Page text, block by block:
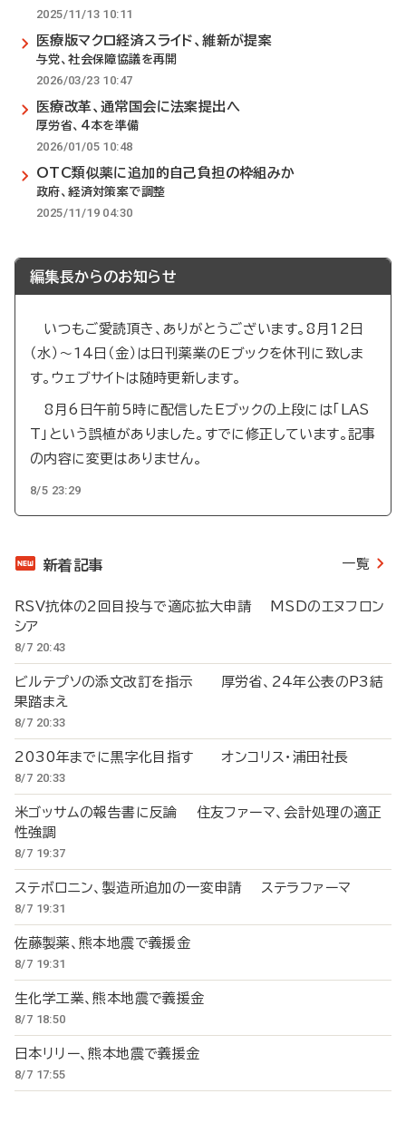
2025/11/13 10:11
医療版マクロ経済スライド、維新が提案
与党、社会保障協議を再開
2026/03/23 10:47
医療改革、通常国会に法案提出へ
厚労省、4本を準備
2026/01/05 10:48
OTC類似薬に追加的自己負担の枠組みか
政府、経済対策案で調整
2025/11/19 04:30
編集長からのお知らせ
いつもご愛読頂き、ありがとうございます。8月12日
（水）～14日（金）は日刊薬業のEブックを休刊に致しま
す。ウェブサイトは随時更新します。
8月6日午前5時に配信したEブックの上段には「LAS
T」という誤植がありました。すでに修正しています。記事
の内容に変更はありません。
8/5 23:29
新着記事 一覧
RSV抗体の2回目投与で適応拡大申請 MSDのエヌフロン
シア
8/7 20:43
ビルテプソの添文改訂を指示 厚労省、24年公表のP3結
果踏まえ
8/7 20:33
2030年までに黒字化目指す オンコリス・浦田社長
8/7 20:33
米ゴッサムの報告書に反論 住友ファーマ、会計処理の適正
性強調
8/7 19:37
ステボロニン、製造所追加の一変申請 ステラファーマ
8/7 19:31
佐藤製薬、熊本地震で義援金
8/7 19:31
生化学工業、熊本地震で義援金
8/7 18:50
日本リリー、熊本地震で義援金
8/7 17:55